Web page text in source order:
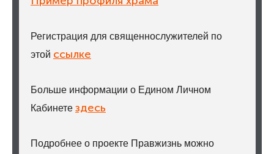
Регистрация для священнослужителей по
этой ссылке
Больше информации о Едином Личном
Кабинете здесь
Подробнее о проекте Правжизнь можно